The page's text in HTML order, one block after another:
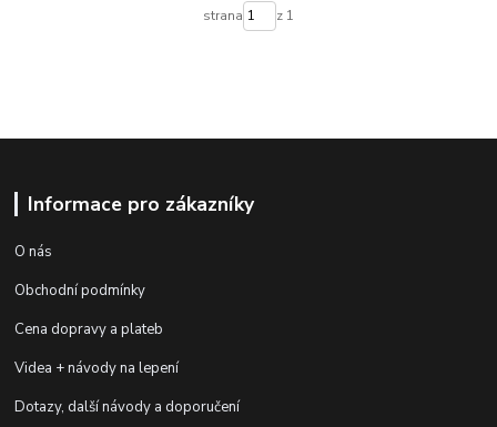
strana z 1
Informace pro zákazníky
O nás
Obchodní podmínky
Cena dopravy a plateb
Videa + návody na lepení
Dotazy, další návody a doporučení